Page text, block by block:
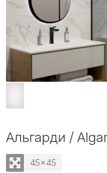
Альгарди /
45x45